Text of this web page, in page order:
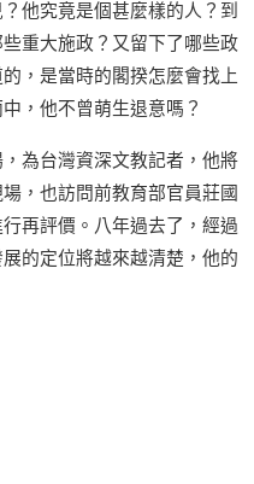
他究竟是個甚麼樣的人？到
重大施政？又留下了哪些政
，是當時的閣揆怎麼會找上
，他不曾萌生退意嗎？
為台灣資深文教記者，他將
，也訪問前教育部官員莊國
再評價。八年過去了，經過
的定位將越來越清楚，他的